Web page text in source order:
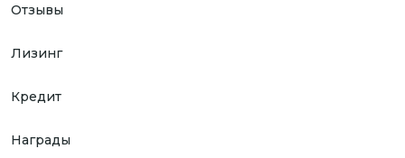
Отзывы
Лизинг
Кредит
Награды